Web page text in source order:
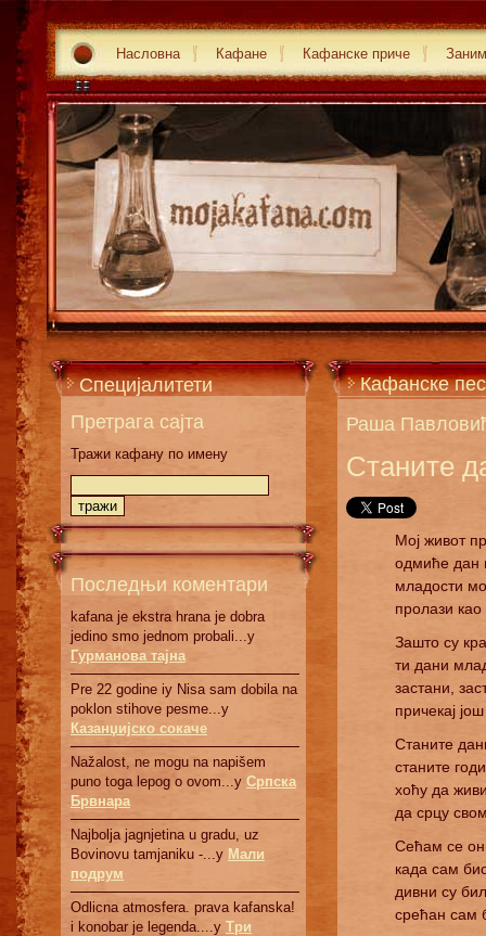
Насловна Кафане Кафанске приче
Специјалитети
Претрага сајта
Тражи кафану по имену
Последњи коментари
kafana je ekstra hrana je dobra
jedino smo jednom probali...у
Гурманова тајна
Pre 22 godine iy Nisa sam dobila na
poklon stihove pesme...у
Казанџијско сокаче
Nažalost, ne mogu na napišem
puno toga lepog o ovom...у Српскa
Брвнaрa
Najbolja jagnjetina u gradu, uz
Bovinovu tamjaniku -...у Мали
подрум
Odlicna atmosfera. prava kafanska!
i konobar je legenda....у Три
Кафанске
Раша
Станите
Мој живот
одмиће дан
младости
пролази као
Зашто су
ти дани
застани,
причекај
Станите
станите
хоћу да
да срцу
Сећам се
када сам
дивни су
срећан сам